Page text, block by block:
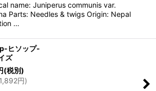
name: Juniperus communis var.
Parts: Needles & twigs Origin: Nepal
…
ヒソップ-
ズ
(税別)
1,892円)